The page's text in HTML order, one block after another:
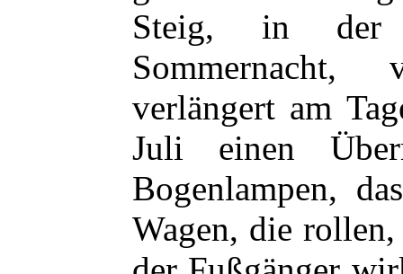
Steig, in der
verlängert am
Juli einen
Bogenlampen,
Wagen, die